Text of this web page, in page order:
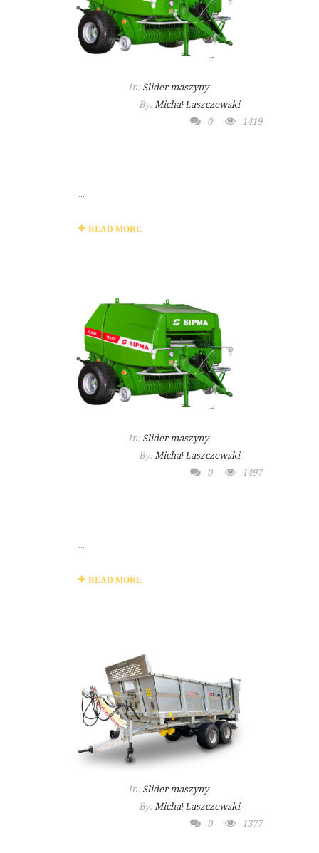
In: Slider maszyny
By: Michał Łaszczewski
0
1419
...
READ MORE
In: Slider maszyny
By: Michał Łaszczewski
0
1497
...
READ MORE
In: Slider maszyny
By: Michał Łaszczewski
0
1377